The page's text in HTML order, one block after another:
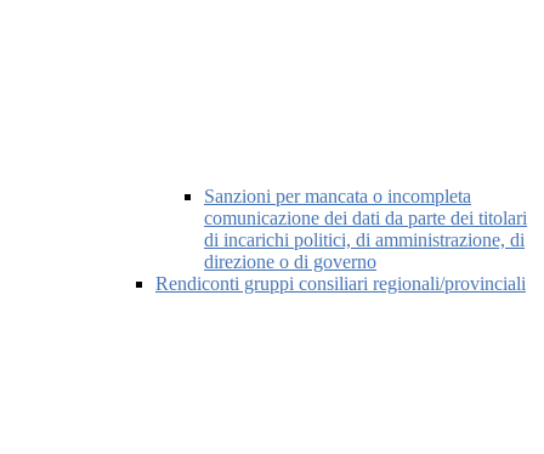
Sanzioni per mancata o incompleta
comunicazione dei dati da parte dei titolari
di incarichi politici, di amministrazione, di
direzione o di governo
Rendiconti gruppi consiliari regionali/provinciali